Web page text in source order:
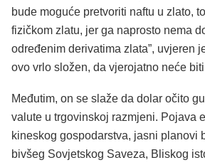
bude moguće pretvoriti naftu u zlato,
fizičkom zlatu, jer ga naprosto nema
određenim derivatima zlata”, uvjeren
ovo vrlo složen, da vjerojatno neće
Međutim, on se slaže da dolar očito
valute u trgovinskoj razmjeni. Pojava
kineskog gospodarstva, jasni planovi
bivšeg Sovjetskog Saveza, Bliskog